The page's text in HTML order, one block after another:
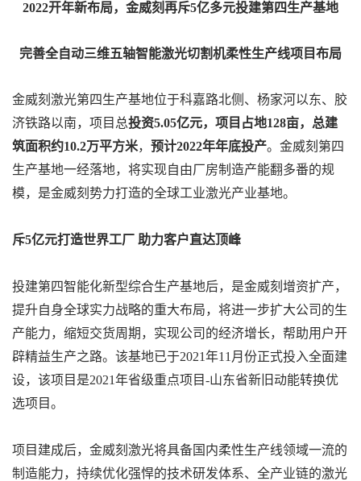
2022开年新布局，金威刻再斥5亿多元投建第四生产基地
完善全自动三维五轴智能激光切割机柔性生产线项目布局
金威刻激光第四生产基地位于科嘉路北侧、杨家河以东、胶
济铁路以南，项目总投资5.05亿元，项目占地128亩，总建
筑面积约10.2万平方米， 预计2022年年底投产。金威刻第四
生产基地一经落地，将实现自由厂房制造产能翻多番的规
模，是金威刻势力打造的全球工业激光产业基地。
斥5亿元打造世界工厂 助力客户直达顶峰
投建第四智能化新型综合生产基地后，是金威刻增资扩产，
提升自身全球实力战略的重大布局，将进一步扩大公司的生
产能力，缩短交货周期，实现公司的经济增长，帮助用户开
辟精益生产之路。该基地已于2021年11月份正式投入全面建
设，该项目是2021年省级重点项目-山东省新旧动能转换优
选项目。
项目建成后，金威刻激光将具备国内柔性生产线领域一流的
制造能力，持续优化强悍的技术研发体系、全产业链的激光